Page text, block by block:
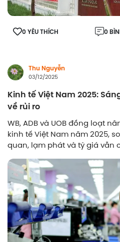
0 YÊU THÍCH 0
Thu Nguyễn
03/12/2025
Kinh tế Việt Nam 2025:
về rủi ro
WB, ADB và UOB đồng loạt
kinh tế Việt Nam năm 2025,
quan, lạm phát và tỷ giá vẫn